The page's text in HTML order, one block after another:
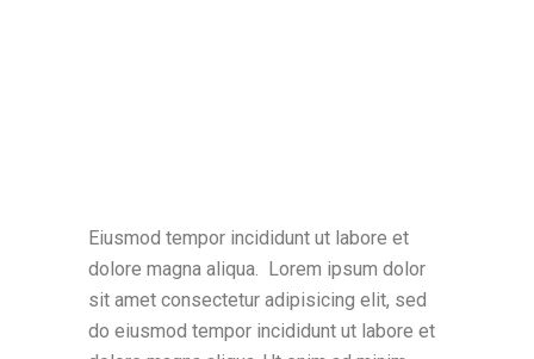
Eiusmod tempor incididunt ut labore et
dolore magna aliqua. Lorem ipsum dolor
sit amet consectetur adipisicing elit, sed
do eiusmod tempor incididunt ut labore et